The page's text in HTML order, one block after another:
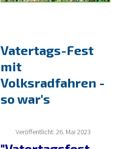
Vatertags-Fest
mit
Volksradfahren -
so war's
Veröffentlicht: 26. Mai 2023